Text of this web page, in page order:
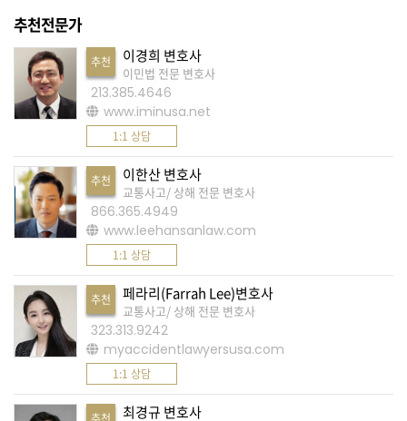
K
미
국
이
용
칙
안
내
인
바
랍
니
.
추천전문가
추천 이경희 변호사
이민법 전문 변호사
213.385.4646
www.iminusa.net
1:1 상담
추천 이한산 변호사
교통사고/ 상해 전문 변호사
866.365.4949
www.leehansanlaw.com
1:1 상담
추천 페라리(Farrah Lee)변호사
교통사고/ 상해 전문 변호사
323.313.9242
myaccidentlawyersusa.com
1:1 상담
최경규 변호사